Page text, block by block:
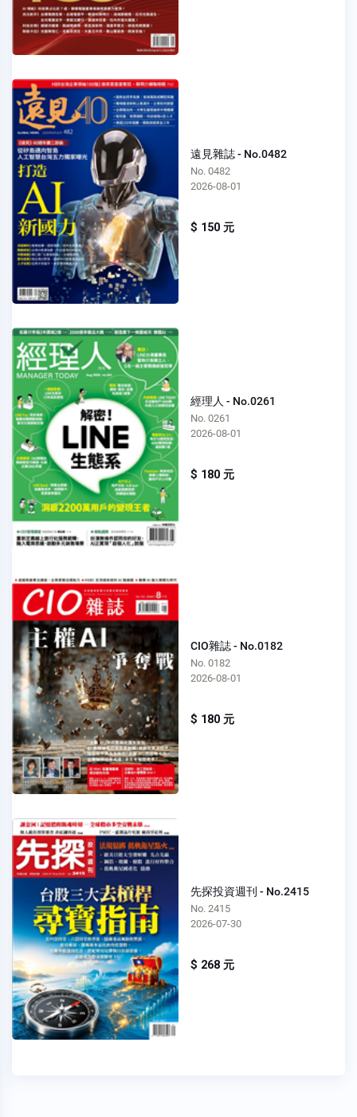
遠見雜誌 - No.0482
No. 0482
2026-08-01
$ 150 元
經理人 - No.0261
No. 0261
2026-08-01
$ 180 元
CIO雜誌 - No.0182
No. 0182
2026-08-01
$ 180 元
先探投資週刊 - No.2415
No. 2415
2026-07-30
$ 268 元